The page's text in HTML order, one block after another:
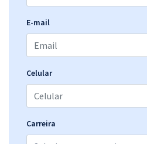
E-mail
Celular
Carreira